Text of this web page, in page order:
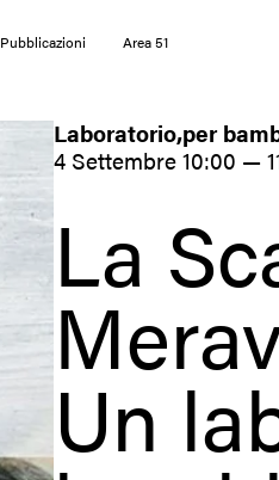
Pubblicazioni Area 51
Laboratorio,per
4 Settembre 10:00 —
La
Un